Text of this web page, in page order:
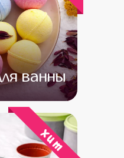
ванны
12 000
хит